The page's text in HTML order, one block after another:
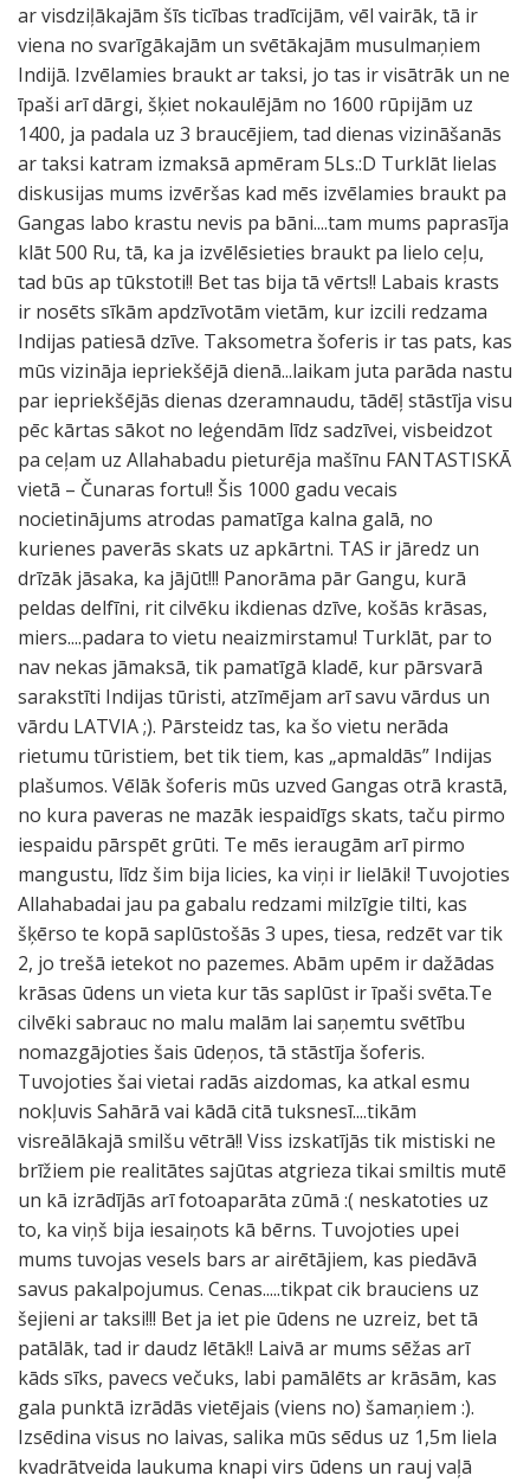
ar visdziļākajām šīs ticības tradīcijām, vēl vairāk, tā ir
viena no svarīgākajām un svētākajām musulmaņiem
Indijā. Izvēlamies braukt ar taksi, jo tas ir visātrāk un ne
īpaši arī dārgi, šķiet nokaulējām no 1600 rūpijām uz
1400, ja padala uz 3 braucējiem, tad dienas vizināšanās
ar taksi katram izmaksā apmēram 5Ls.:D Turklāt lielas
diskusijas mums izvēršas kad mēs izvēlamies braukt pa
Gangas labo krastu nevis pa bāni....tam mums paprasīja
klāt 500 Ru, tā, ka ja izvēlēsieties braukt pa lielo ceļu,
tad būs ap tūkstoti!! Bet tas bija tā vērts!! Labais krasts
ir nosēts sīkām apdzīvotām vietām, kur izcili redzama
Indijas patiesā dzīve. Taksometra šoferis ir tas pats, kas
mūs vizināja iepriekšējā dienā...laikam juta parāda nastu
par iepriekšējās dienas dzeramnaudu, tādēļ stāstīja visu
pēc kārtas sākot no leģendām līdz sadzīvei, visbeidzot
pa ceļam uz Allahabadu pieturēja mašīnu FANTASTISKĀ
vietā – Čunaras fortu!! Šis 1000 gadu vecais
nocietinājums atrodas pamatīga kalna galā, no
kurienes paverās skats uz apkārtni. TAS ir jāredz un
drīzāk jāsaka, ka jājūt!!! Panorāma pār Gangu, kurā
peldas delfīni, rit cilvēku ikdienas dzīve, košās krāsas,
miers....padara to vietu neaizmirstamu! Turklāt, par to
nav nekas jāmaksā, tik pamatīgā kladē, kur pārsvarā
sarakstīti Indijas tūristi, atzīmējam arī savu vārdus un
vārdu LATVIA ;). Pārsteidz tas, ka šo vietu nerāda
rietumu tūristiem, bet tik tiem, kas „apmaldās” Indijas
plašumos. Vēlāk šoferis mūs uzved Gangas otrā krastā,
no kura paveras ne mazāk iespaidīgs skats, taču pirmo
iespaidu pārspēt grūti. Te mēs ieraugām arī pirmo
mangustu, līdz šim bija licies, ka viņi ir lielāki! Tuvojoties
Allahabadai jau pa gabalu redzami milzīgie tilti, kas
šķērso te kopā saplūstošās 3 upes, tiesa, redzēt var tik
2, jo trešā ietekot no pazemes. Abām upēm ir dažādas
krāsas ūdens un vieta kur tās saplūst ir īpaši svēta.Te
cilvēki sabrauc no malu malām lai saņemtu svētību
nomazgājoties šais ūdeņos, tā stāstīja šoferis.
Tuvojoties šai vietai radās aizdomas, ka atkal esmu
nokļuvis Sahārā vai kādā citā tuksnesī....tikām
visreālākajā smilšu vētrā!! Viss izskatījās tik mistiski ne
brīžiem pie realitātes sajūtas atgrieza tikai smiltis mutē
un kā izrādījās arī fotoaparāta zūmā :( neskatoties uz
to, ka viņš bija iesaiņots kā bērns. Tuvojoties upei
mums tuvojas vesels bars ar airētājiem, kas piedāvā
savus pakalpojumus. Cenas.....tikpat cik brauciens uz
šejieni ar taksi!!! Bet ja iet pie ūdens ne uzreiz, bet tā
patālāk, tad ir daudz lētāk!! Laivā ar mums sēžas arī
kāds sīks, pavecs večuks, labi pamālēts ar krāsām, kas
gala punktā izrādās vietējais (viens no) šamaņiem :).
Izsēdina visus no laivas, salika mūs sēdus uz 1,5m liela
kvadrātveida laukuma knapi virs ūdens un rauj vaļā